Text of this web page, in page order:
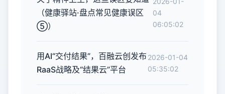
（健康驿站·盘点常见健康误区
⑤）
04
06:05:02
用AI“交付结果”，百融云创发布
RaaS战略及“结果云”平台
2026-01-04
05:35:02